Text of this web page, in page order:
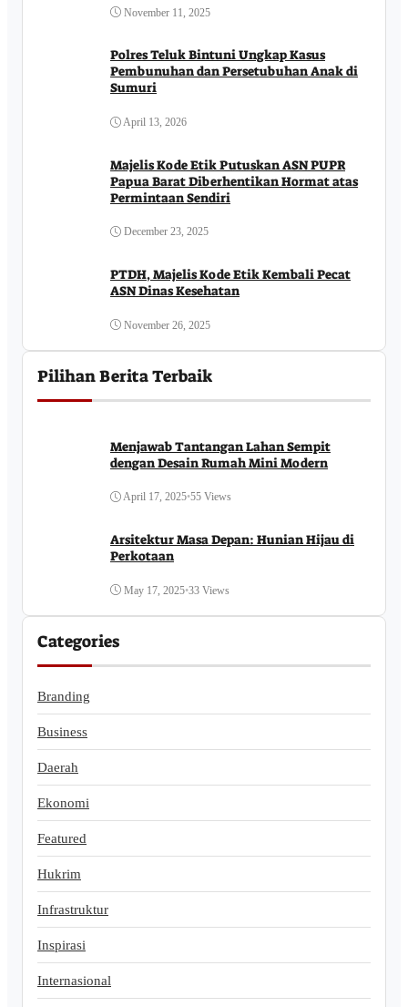
November 11, 2025
Polres Teluk Bintuni Ungkap Kasus
Pembunuhan dan Persetubuhan Anak di
Sumuri
April 13, 2026
Majelis Kode Etik Putuskan ASN PUPR
Papua Barat Diberhentikan Hormat atas
Permintaan Sendiri
December 23, 2025
PTDH, Majelis Kode Etik Kembali Pecat
ASN Dinas Kesehatan
November 26, 2025
Pilihan Berita Terbaik
Menjawab Tantangan Lahan Sempit
dengan Desain Rumah Mini Modern
April 17, 2025•55 Views
Arsitektur Masa Depan: Hunian Hijau di
Perkotaan
May 17, 2025•33 Views
Categories
Branding
Business
Daerah
Ekonomi
Featured
Hukrim
Infrastruktur
Inspirasi
Internasional